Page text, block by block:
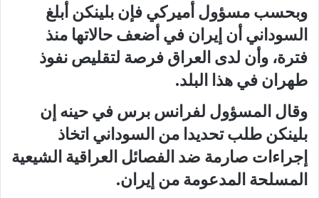
وبحسب مسؤول أميركي فإن بلينكن أبلغ
السوداني أن إيران في أضعف حالاتها منذ
فترة، وأن لدى العراق فرصة لتقليص نفوذ
طهران في هذا البلد.
وقال المسؤول لفرانس برس في حينه إن
بلينكن طلب تحديدا من السوداني اتخاذ
إجراءات صارمة ضد الفصائل العراقية الشيعية
المسلحة المدعومة من إيران.